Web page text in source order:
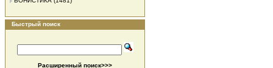
Быстрый поиск
Расширенный поиск>>>